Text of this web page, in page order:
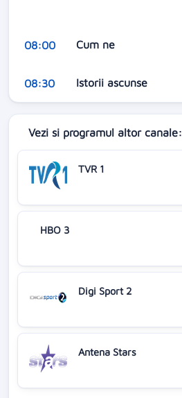
08:00 Cum ne
08:30 Istorii ascunse
Vezi si programul altor canale:
TVR 1
HBO 3
Digi Sport 2
Antena Stars